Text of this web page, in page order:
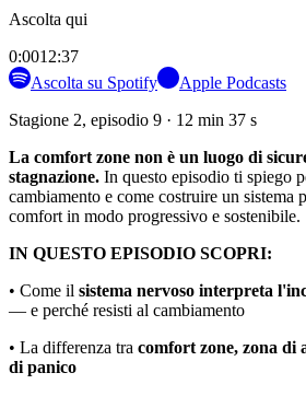
Ascolta qui
0:0012:37
Ascolta su Spotify
Apple Podcasts
Stagione 2, episodio 9 · 12 min 37 s
La comfort zone non è un luogo di
stagnazione. In questo episodio ti spiego
cambiamento e come costruire un sistema
comfort in modo progressivo e sostenibile.
IN QUESTO EPISODIO SCOPRI:
• Come il sistema nervoso interpreta
— e perché resisti al cambiamento
• La differenza tra comfort zone, zona di
di panico